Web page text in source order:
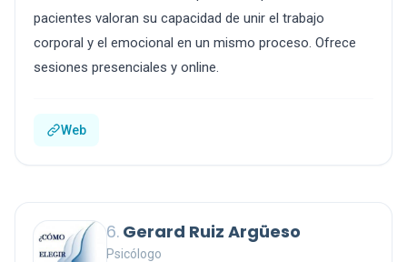
pacientes valoran su capacidad de unir el trabajo
corporal y el emocional en un mismo proceso. Ofrece
sesiones presenciales y online.
Web
6. Gerard Ruiz Argüeso
Psicólogo